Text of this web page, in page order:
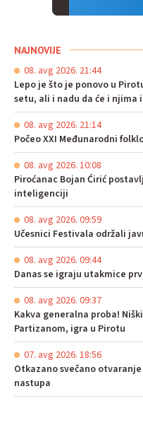
NAJNOVIJE
08. avg 2026. 21:44
Lepo je što je ponovo u
setu, ali i nadu da će i njima
08. avg 2026. 21:14
Počeo XXI Međunarodni
08. avg 2026. 10:08
Piroćanac Bojan Ćirić
inteligenciji
08. avg 2026. 09:59
Učesnici Festivala održali
08. avg 2026. 09:44
Danas se igraju utakmice
08. avg 2026. 09:37
Kakva generalna proba!
Partizanom, igra u Pirotu
07. avg 2026. 18:56
Otkazano svečano
nastupa